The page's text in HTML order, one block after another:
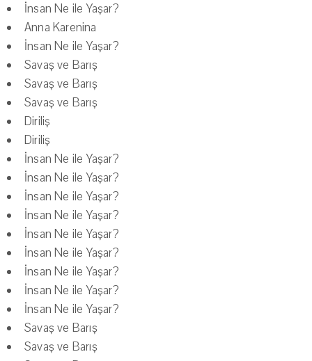
İnsan Ne ile Yaşar?
Anna Karenina
İnsan Ne ile Yaşar?
Savaş ve Barış
Savaş ve Barış
Savaş ve Barış
Diriliş
Diriliş
İnsan Ne ile Yaşar?
İnsan Ne ile Yaşar?
İnsan Ne ile Yaşar?
İnsan Ne ile Yaşar?
İnsan Ne ile Yaşar?
İnsan Ne ile Yaşar?
İnsan Ne ile Yaşar?
İnsan Ne ile Yaşar?
İnsan Ne ile Yaşar?
Savaş ve Barış
Savaş ve Barış